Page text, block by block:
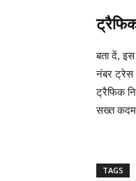
बता दें,
नंबर ट्रेस
ट्रैफिक
सख्त कदम
TAGS